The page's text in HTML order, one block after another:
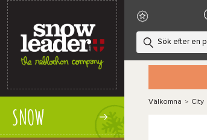
SNOW
Välkomna > City